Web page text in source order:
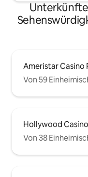
Ameristar Casino
Von 59
Hollywood
Von 38